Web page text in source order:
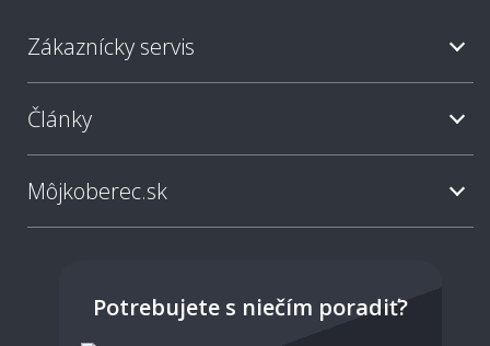
Zákaznícky servis
Články
Môjkoberec.sk
Potrebujete s niečím poradiť?